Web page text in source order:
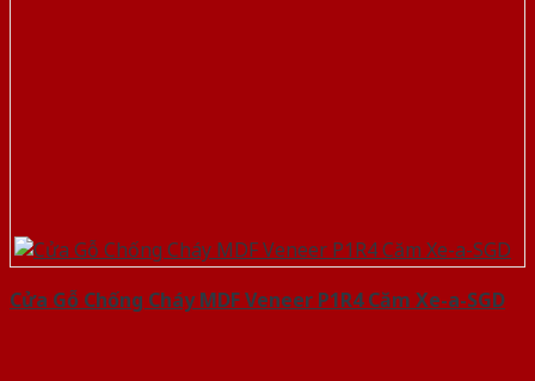
Cửa Gỗ Chống Cháy MDF Veneer P1R4 Căm Xe-a-SGD